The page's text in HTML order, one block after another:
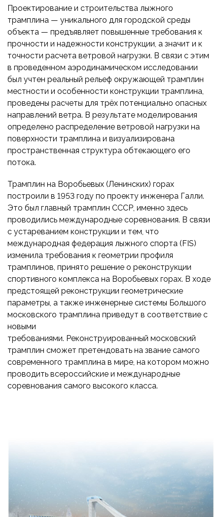
МАТЕРИАЛЫ И ТЕХНОЛОГИИ
БИОТЕХНОЛОГИИ
АЭРОКОСМОС
Проектирование и строительства лыжного
трамплина — уникального для городской среды
объекта — предъявляет повышенные требования к
прочности и надежности конструкции, а значит и к
точности расчета ветровой нагрузки. В связи с этим
в проведенном аэродинамическом исследовании
был учтен реальный рельеф окружающей трамплин
местности и особенности конструкции трамплина,
проведены расчеты для трёх потенциально опасных
направлений ветра. В результате моделирования
определено распределение ветровой нагрузки на
поверхности трамплина и визуализирована
пространственная структура обтекающего его
потока.
Трамплин на Воробьевых (Ленинских) горах
построили в 1953 году по проекту инженера Галли.
Это был главный трамплин СССР, именно здесь
проводились международные соревнования. В связи
с устареванием конструкции и тем, что
международная федерация лыжного спорта (FIS)
изменила требования к геометрии профиля
трамплинов, принято решение о реконструкции
спортивного комплекса на Воробьевых горах. В ходе
предстоящей реконструкции геометрические
параметры, а также инженерные системы Большого
московского трамплина приведут в соответствие с
новыми
требованиями. Реконструированный московский
трамплин сможет претендовать на звание самого
современного трамплина в мире, на котором можно
проводить всероссийские и международные
соревнования самого высокого класса.